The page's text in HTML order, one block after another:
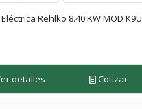
Rehlko 8.40 KW MOD K9U
detalles Cotizar